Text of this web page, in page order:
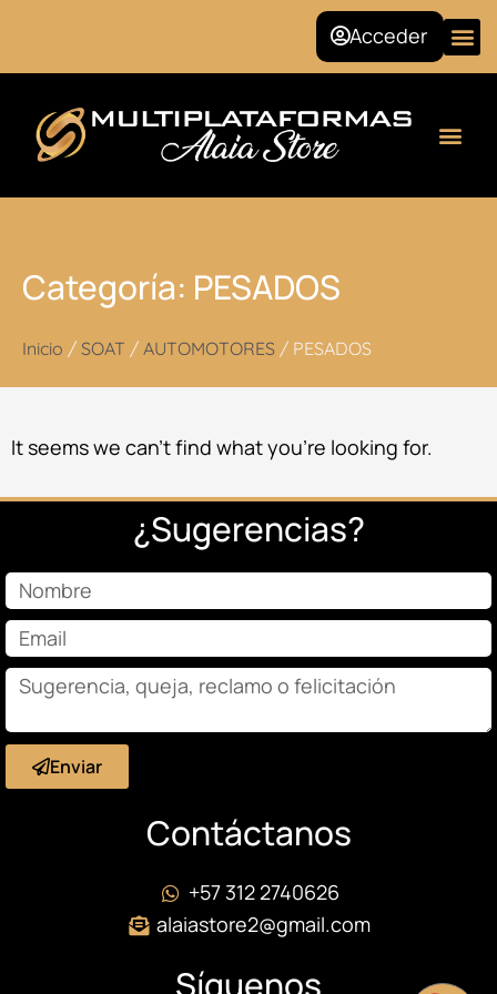
contenido
Acceder
Categoría: PESADOS
Inicio / SOAT / AUTOMOTORES / PESADOS
It seems we can’t find what you’re looking for.
¿Sugerencias?
Enviar
Contáctanos
+57 312 2740626
alaiastore2@gmail.com